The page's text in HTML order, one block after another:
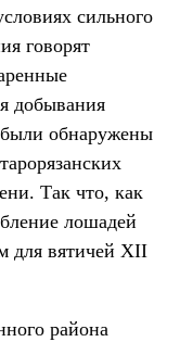
сильного
говорят
добывания
были обнаружены
Так что, как
лошадей
для вятичей XII
района